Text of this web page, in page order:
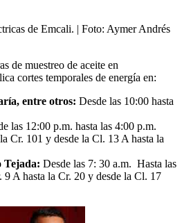
de Emcali. | Foto: Aymer Andrés
de muestreo de aceite en
cortes temporales de energía en:
entre otros: Desde las 10:00 hasta
las 12:00 p.m. hasta las 4:00 p.m.
Cr. 101 y desde la Cl. 13 A hasta la
Tejada: Desde las 7: 30 a.m. Hasta las
9 A hasta la Cr. 20 y desde la Cl. 17